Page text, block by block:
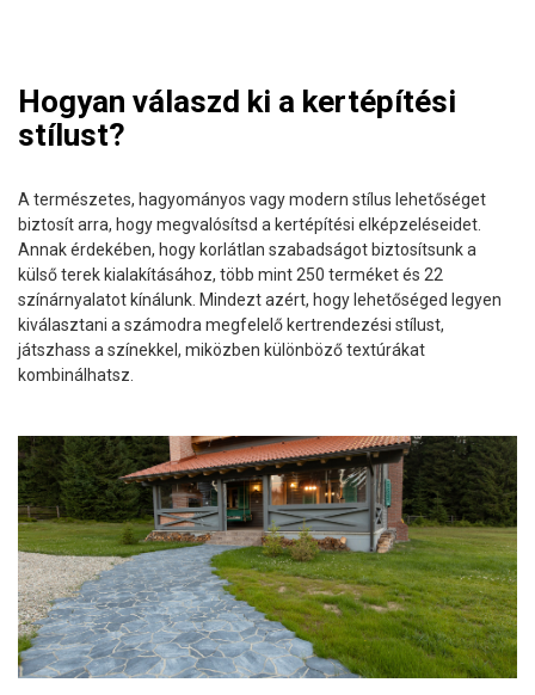
Hogyan válaszd ki a kertépítési
stílust?
A természetes, hagyományos vagy modern stílus lehetőséget
biztosít arra, hogy megvalósítsd a kertépítési elképzeléseidet.
Annak érdekében, hogy korlátlan szabadságot biztosítsunk a
külső terek kialakításához, több mint 250 terméket és 22
színárnyalatot kínálunk. Mindezt azért, hogy lehetőséged legyen
kiválasztani a számodra megfelelő kertrendezési stílust,
játszhass a színekkel, miközben különböző textúrákat
kombinálhatsz.